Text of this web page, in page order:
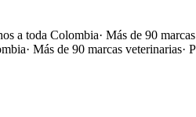
a toda Colombia· Más de 90
· Más de 90 marcas veterinarias·